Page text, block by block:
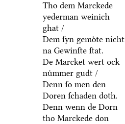
Tho dem Marckede
yederman weinich
ghat /
Dem ſyn gemoͤte nicht
na Gewinſte ſtat.
De Marcket wert ock
nuͤmmer gudt /
Denn ſo men den
Doren ſchaden doth.
Denn wenn de Dorn
tho Marckede don